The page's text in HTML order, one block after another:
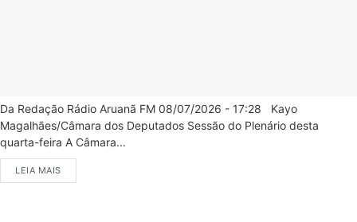
Da Redação Rádio Aruanã FM 08/07/2026 - 17:28 Kayo
Magalhães/Câmara dos Deputados Sessão do Plenário desta
quarta-feira A Câmara...
LEIA MAIS